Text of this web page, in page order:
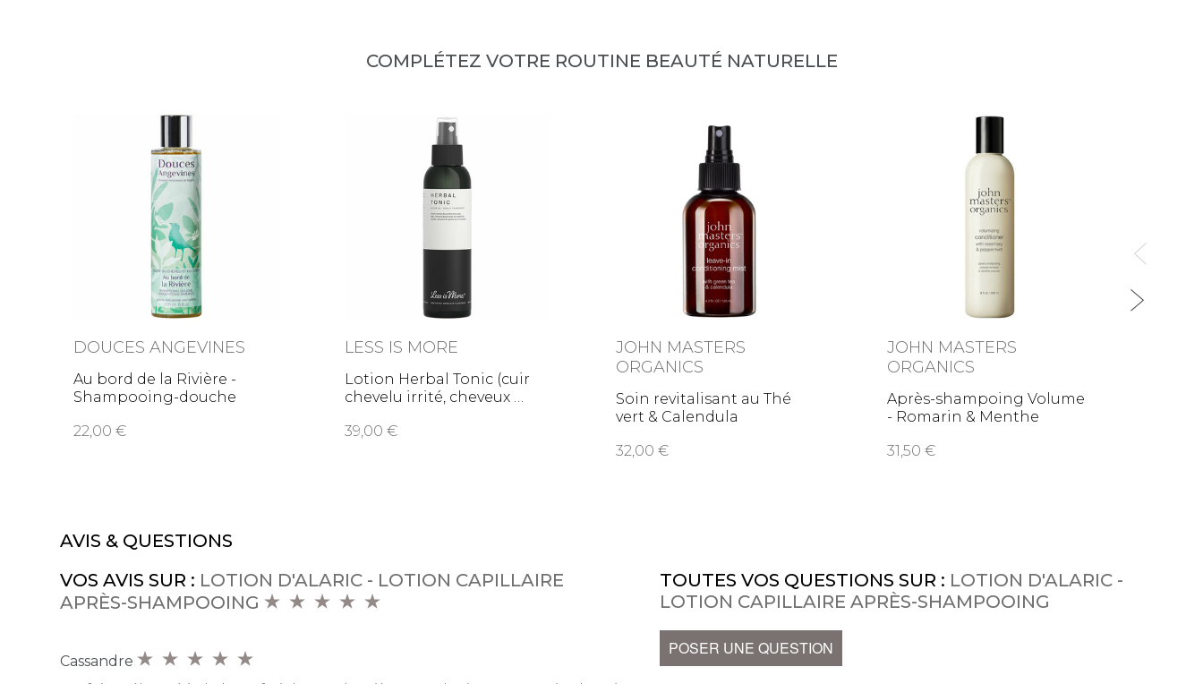
COMPLÉTEZ VOTRE ROUTINE BEAUTÉ NATURELLE
DOUCES ANGEVINES
Au bord de la Rivière -
Shampooing-douche
22,00
LESS IS MORE
Lotion Herbal Tonic (cuir
chevelu irrité, cheveux
39,00
JOHN MASTERS
ORGANICS
Soin revitalisant au Thé
vert & Calendula
32,00
JOHN MASTERS
ORGANICS
Après-shampoing Volume
- Romarin & Menthe
31,50
AVIS & QUESTIONS
VOS AVIS SUR : LOTION D'ALARIC - LOTION CAPILLAIRE
APRÈS-SHAMPOOING
Cassandre
TOUTES VOS QUESTIONS SUR : LOTION D'ALARIC -
LOTION CAPILLAIRE APRÈS-SHAMPOOING
POSER UNE QUESTION